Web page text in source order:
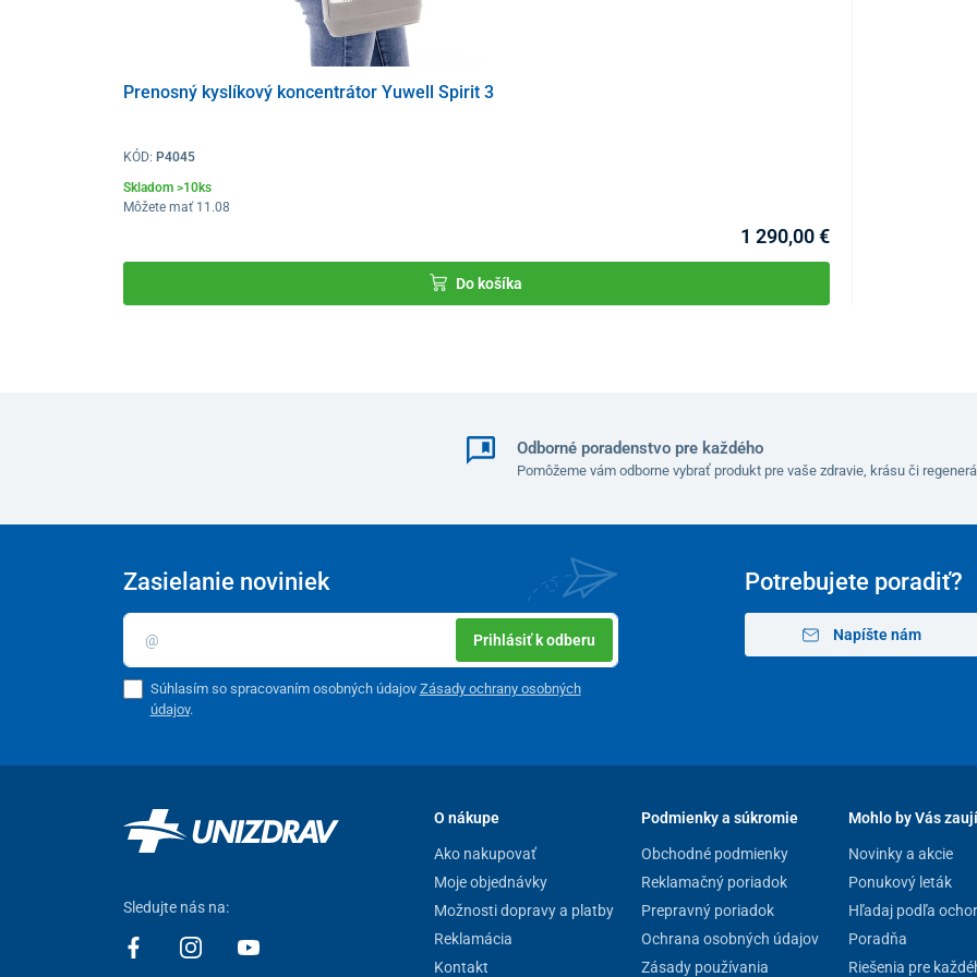
Prenosný kyslíkový koncentrátor Yuwell Spirit 3
KÓD: P4045
Skladom >10ks
Môžete mať 11.08
1 290,00 €
Do košíka
Odborné poradenstvo pre každého
Pomôžeme vám odborne vybrať produkt pre vaše zdravie, krásu či
Potrebujete poradiť?
Napíšte nám
Zasielanie noviniek
Prihlásiť k odberu
Súhlasím so spracovaním osobných údajov Zásady ochrany osobných
údajov.
Sledujte nás na:
O nákupe
Ako nakupovať
Moje objednávky
Možnosti dopravy a platby
Reklamácia
Kontakt
Podmienky a súkromie
Obchodné podmienky
Reklamačný poriadok
Prepravný poriadok
Ochrana osobných údajov
Zásady používania
Mohlo by Vás
Novinky a akcie
Ponukový leták
Hľadaj podľa
Poradňa
Riešenia pre